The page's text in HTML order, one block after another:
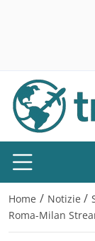
Home / Notizie /
Roma-Milan